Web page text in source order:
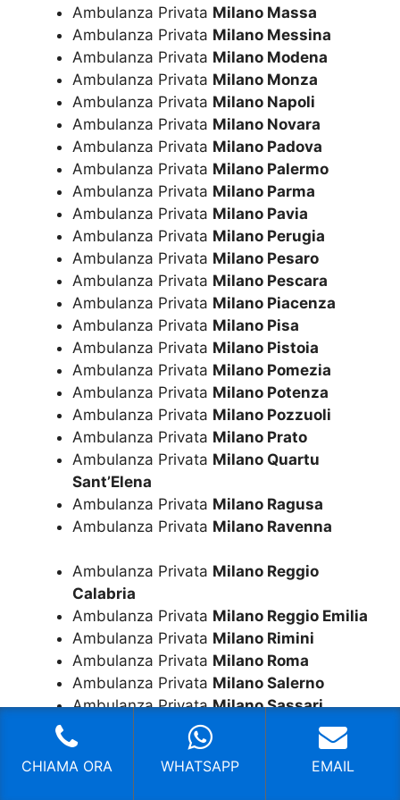
Ambulanza Privata Milano Massa
Ambulanza Privata Milano Messina
Ambulanza Privata Milano Modena
Ambulanza Privata Milano Monza
Ambulanza Privata Milano Napoli
Ambulanza Privata Milano Novara
Ambulanza Privata Milano Padova
Ambulanza Privata Milano Palermo
Ambulanza Privata Milano Parma
Ambulanza Privata Milano Pavia
Ambulanza Privata Milano Perugia
Ambulanza Privata Milano Pesaro
Ambulanza Privata Milano Pescara
Ambulanza Privata Milano Piacenza
Ambulanza Privata Milano Pisa
Ambulanza Privata Milano Pistoia
Ambulanza Privata Milano Pomezia
Ambulanza Privata Milano Potenza
Ambulanza Privata Milano Pozzuoli
Ambulanza Privata Milano Prato
Ambulanza Privata Milano Quartu
Sant’Elena
Ambulanza Privata Milano Ragusa
Ambulanza Privata Milano Ravenna
Ambulanza Privata Milano Reggio
Calabria
Ambulanza Privata Milano Reggio Emilia
Ambulanza Privata Milano Rimini
Ambulanza Privata Milano Roma
Ambulanza Privata Milano Salerno
Ambulanza PrivataMilano Sassari
Ambulanza Privata Milano Sesto San
Giovanni
Ambulanza PrivataMilano Siracusa
CHIAMA ORA WHATSAPP EMAIL